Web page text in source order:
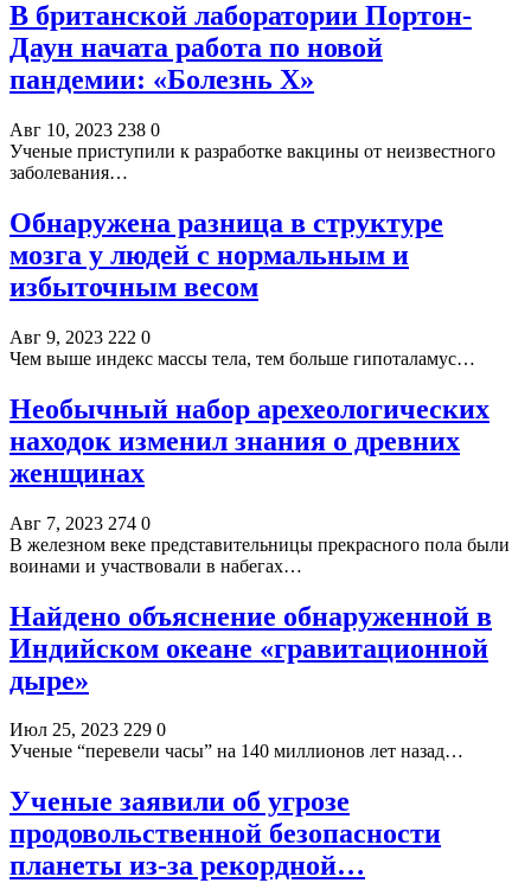
В британской лаборатории Портон-
Даун начата работа по новой
пандемии: «Болезнь Х»
Авг 10, 2023 238 0
Ученые приступили к разработке вакцины от неизвестного
заболевания…
Обнаружена разница в структуре
мозга у людей с нормальным и
избыточным весом
Авг 9, 2023 222 0
Чем выше индекс массы тела, тем больше гипоталамус…
Необычный набор арехеологических
находок изменил знания о древних
женщинах
Авг 7, 2023 274 0
В железном веке представительницы прекрасного пола были
воинами и участвовали в набегах…
Найдено объяснение обнаруженной в
Индийском океане «гравитационной
дыре»
Июл 25, 2023 229 0
Ученые “перевели часы” на 140 миллионов лет назад…
Ученые заявили об угрозе
продовольственной безопасности
планеты из-за рекордной…